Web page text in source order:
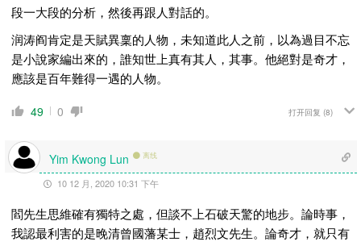
段一大段的分析，然後再跟人對話的。
润涛阎肯定是天賦異稟的人物，未知道此人之前，以為過目不忘
是小說家編出來的，誰知世上真有其人，其事。他絕對是奇才，
應該是百年難得一遇的人物。
49 0 打开回复 (8)
Yim Kwong Lun 离线
10 12 月, 2020 10:31 下午
閻先生思維確有獨特之處，但談不上石破天驚的地步。論時事，
我認最利害的是晚清曾國藩某士，趙烈文先生。論奇才，就只有